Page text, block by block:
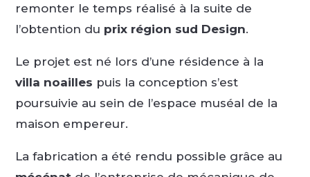
remonter le temps réalisé à la suite de
l’obtention du prix région sud Design.
Le projet est né lors d’une résidence à la
villa noailles puis la conception s’est
poursuivie au sein de l’espace muséal de la
maison empereur.
La fabrication a été rendu possible grâce au